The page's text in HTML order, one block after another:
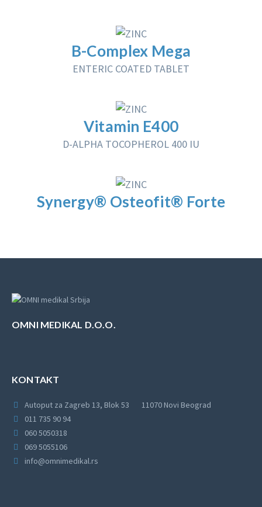
B-Complex Mega
ENTERIC COATED TABLET
Vitamin E400
D-ALPHA TOCOPHEROL 400 IU
Synergy® Osteofit® Forte
OMNI MEDIKAL D.O.O.
KONTAKT
Autoput za Zagreb 13, Blok 53 11070 Novi Beograd
011 735 90 94
060 5050318
069 5055106
info@omnimedikal.rs